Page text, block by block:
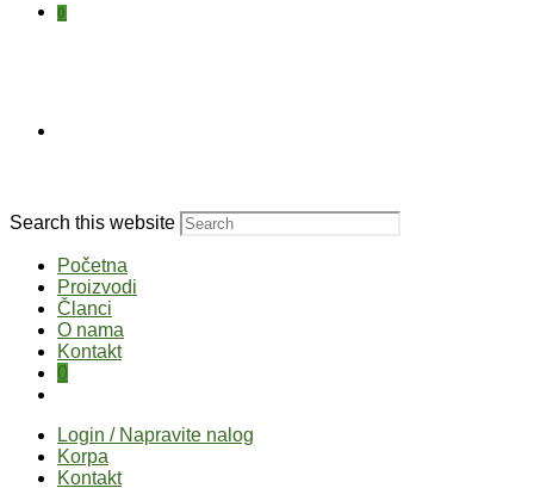
0
Search this website
Početna
Proizvodi
Članci
O nama
Kontakt
0
Login / Napravite nalog
Korpa
Kontakt